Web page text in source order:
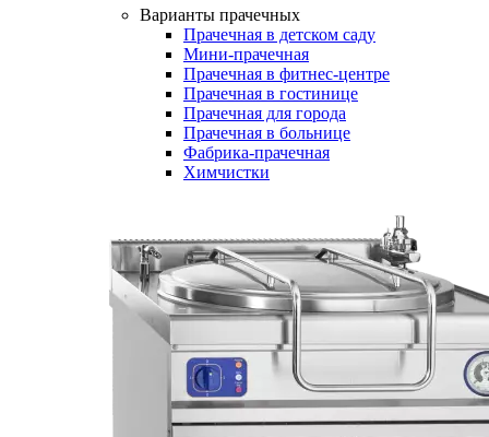
Варианты прачечных
Прачечная в детском саду
Мини-прачечная
Прачечная в фитнес-центре
Прачечная в гостинице
Прачечная для города
Прачечная в больнице
Фабрика-прачечная
Химчистки